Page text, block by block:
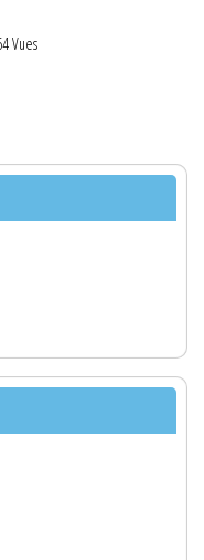
Vues